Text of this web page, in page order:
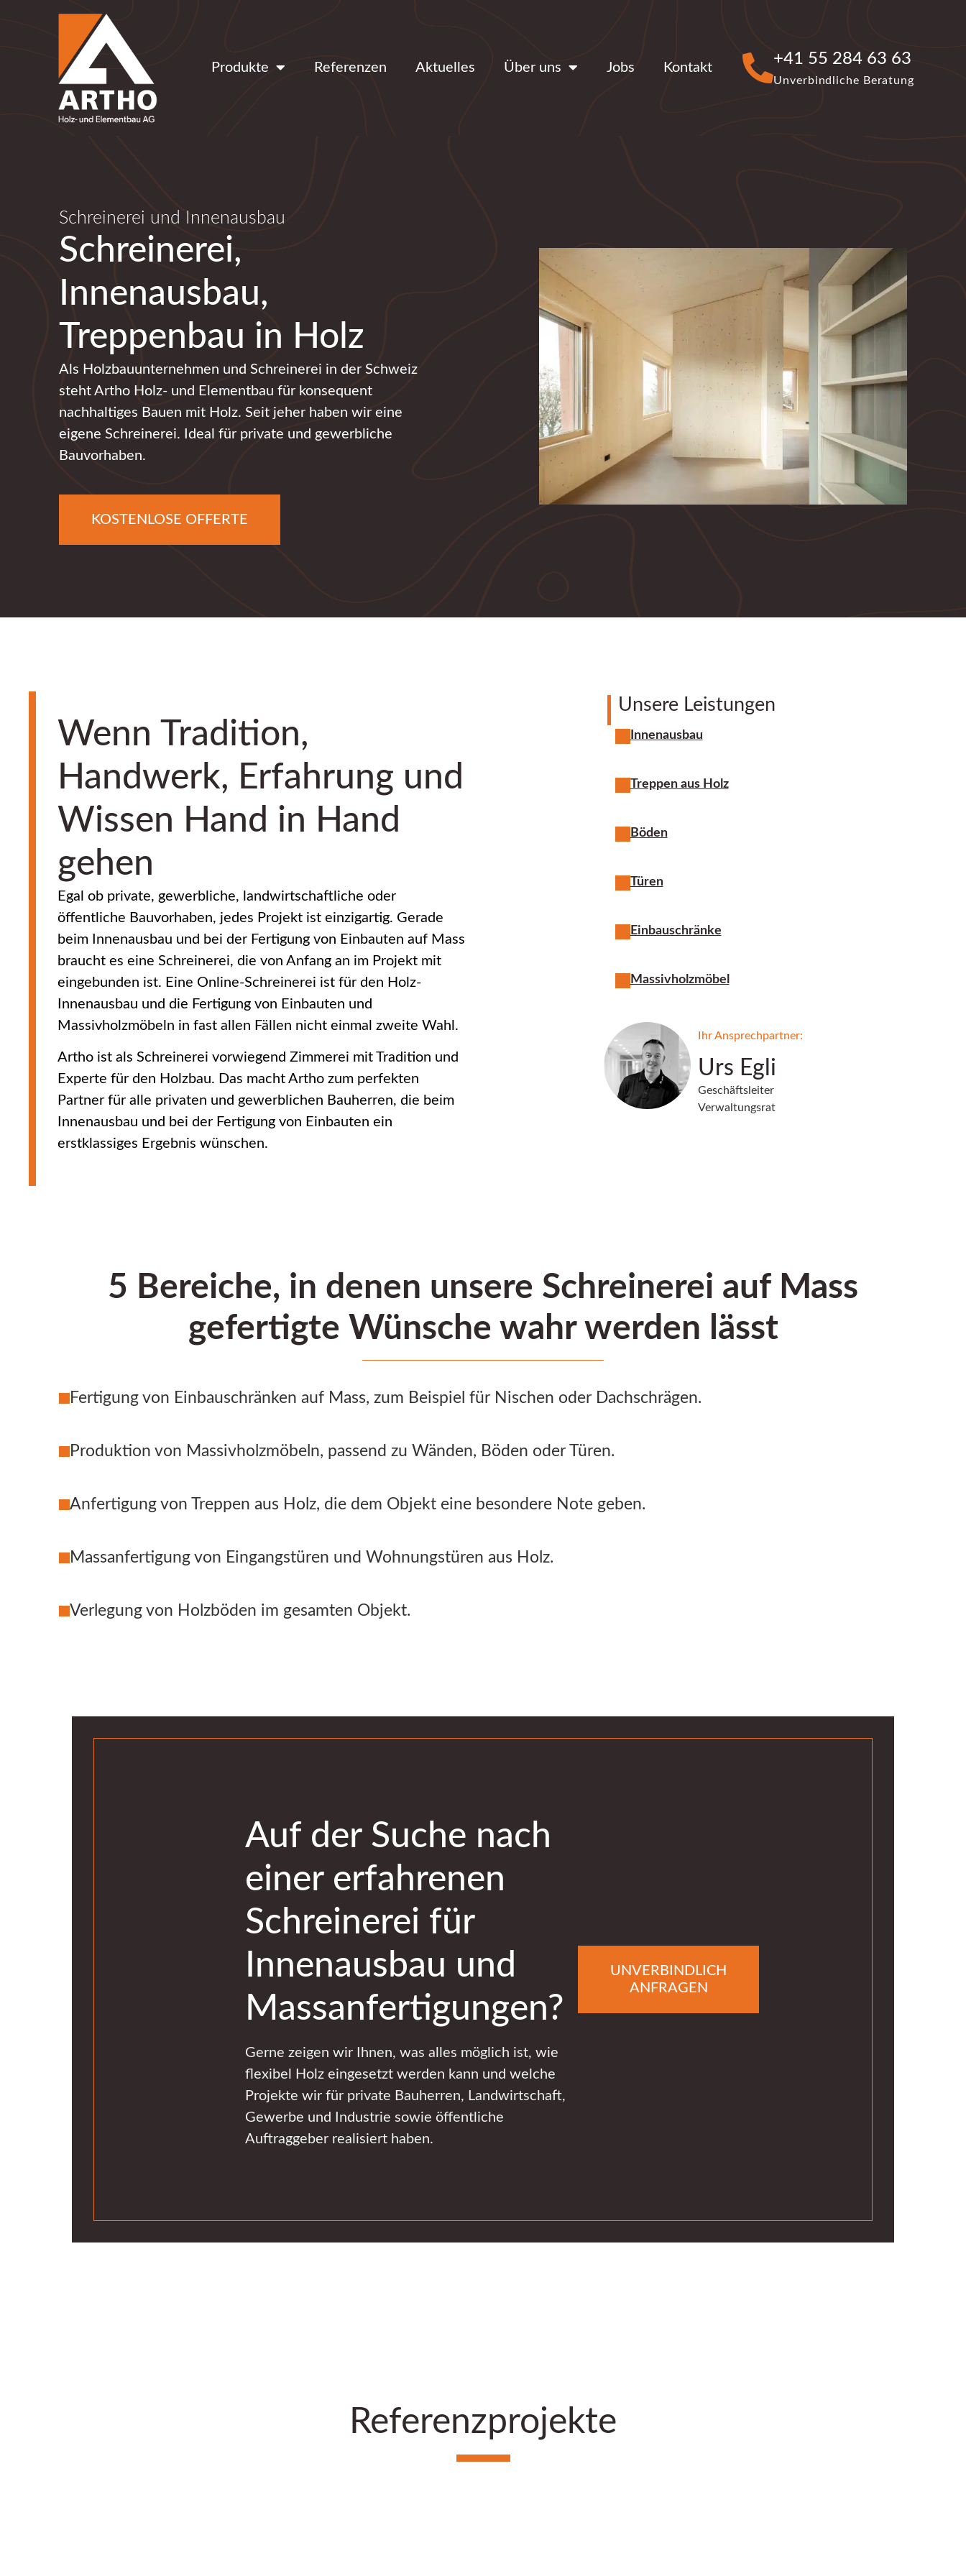
Produkte Referenzen Aktuelles Über uns Jobs Kontakt +41 55 284 63 63
Unverbindliche Beratung
Schreinerei und Innenausbau
Schreinerei,
Innenausbau,
Treppenbau in Holz
Als Holzbauunternehmen und Schreinerei in der Schweiz
steht Artho Holz- und Elementbau für konsequent
nachhaltiges Bauen mit Holz. Seit jeher haben wir eine
eigene Schreinerei. Ideal für private und gewerbliche
Bauvorhaben.
KOSTENLOSE OFFERTE
Wenn Tradition,
Handwerk, Erfahrung und
Wissen Hand in Hand
gehen
Egal ob private, gewerbliche, landwirtschaftliche oder
öffentliche Bauvorhaben, jedes Projekt ist einzigartig. Gerade
beim Innenausbau und bei der Fertigung von Einbauten auf Mass
braucht es eine Schreinerei, die von Anfang an im Projekt mit
eingebunden ist. Eine Online-Schreinerei ist für den Holz-
Innenausbau und die Fertigung von Einbauten und
Massivholzmöbeln in fast allen Fällen nicht einmal zweite Wahl.
Artho ist als Schreinerei vorwiegend Zimmerei mit Tradition und
Experte für den Holzbau. Das macht Artho zum perfekten
Partner für alle privaten und gewerblichen Bauherren, die beim
Innenausbau und bei der Fertigung von Einbauten ein
erstklassiges Ergebnis wünschen.
Unsere Leistungen
Innenausbau
Treppen aus Holz
Böden
Türen
Einbauschränke
Massivholzmöbel
Ihr Ansprechpartner:
Urs Egli
Geschäftsleiter
Verwaltungsrat
5 Bereiche, in denen unsere Schreinerei auf Mass
gefertigte Wünsche wahr werden lässt
Fertigung von Einbauschränken auf Mass, zum Beispiel für Nischen oder Dachschrägen.
Produktion von Massivholzmöbeln, passend zu Wänden, Böden oder Türen.
Anfertigung von Treppen aus Holz, die dem Objekt eine besondere Note geben.
Massanfertigung von Eingangstüren und Wohnungstüren aus Holz.
Verlegung von Holzböden im gesamten Objekt.
Auf der Suche nach
einer erfahrenen
Schreinerei für
Innenausbau und
Massanfertigungen?
Gerne zeigen wir Ihnen, was alles möglich ist, wie
flexibel Holz eingesetzt werden kann und welche
Projekte wir für private Bauherren, Landwirtschaft,
Gewerbe und Industrie sowie öffentliche
Auftraggeber realisiert haben.
UNVERBINDLICH
ANFRAGEN
Referenzprojekte